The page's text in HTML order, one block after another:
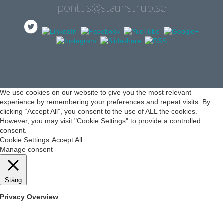
pontus@staunstrup.se
We use cookies on our website to give you the most relevant
experience by remembering your preferences and repeat visits. By
clicking “Accept All”, you consent to the use of ALL the cookies.
However, you may visit "Cookie Settings" to provide a controlled
consent.
Cookie Settings Accept All
Manage consent
Stäng
Privacy Overview